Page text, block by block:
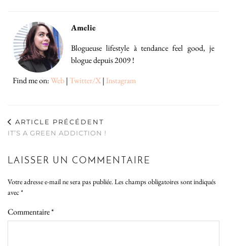
Amelie
Blogueuse lifestyle à tendance feel good, je
blogue depuis 2009 !
Find me on:Web|Twitter/X| Instagram
ARTICLE PRÉCÉDENT
IT’S A GREEN ADDICTION !
LAISSER UN COMMENTAIRE
Votre adresse e-mail ne sera pas publiée.Les champs obligatoires sont indiqués
avec *
Commentaire*